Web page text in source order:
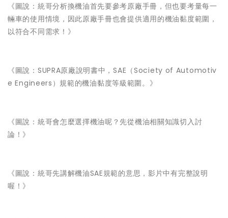
《圖說：統哥分析換機油首先要參考原廠手冊，但也要考量每一
輛車的使用情境，因此原廠手冊也會提供適用的機油黏度範圍，
以符合不同需求！》
《圖說：SUPRA原廠說明書中，SAE（Society of Automotiv
e Engineers）規範的機油黏度等級範圍。》
《圖說：統哥會怎麼選擇機油呢？先從機油相關知識切入討
論！》
《圖說：統哥先講解機油SAE規範的意思，影片中有完整說明
喔！》